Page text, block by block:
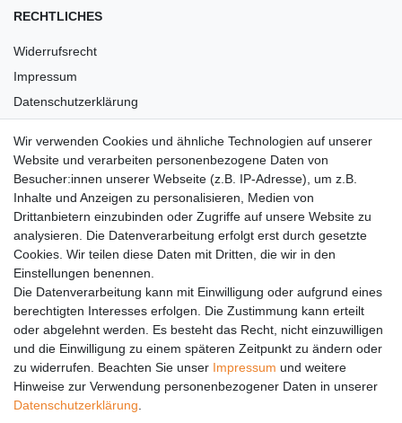
RECHTLICHES
Widerrufsrecht
Impressum
Datenschutzerklärung
Barrierefreiheit
Anleitungen
Vertrag widerrufen
PARTNER
DHL
GLS
PaketPLUS
SPONSORING
Wir verwenden Cookies und ähnliche Technologien auf unserer
Website und verarbeiten personenbezogene Daten von
Besucher:innen unserer Webseite (z.B. IP-Adresse), um z.B.
Inhalte und Anzeigen zu personalisieren, Medien von
Drittanbietern einzubinden oder Zugriffe auf unsere Website zu
analysieren. Die Datenverarbeitung erfolgt erst durch gesetzte
Cookies. Wir teilen diese Daten mit Dritten, die wir in den
Einstellungen benennen.
Die Datenverarbeitung kann mit Einwilligung oder aufgrund eines
berechtigten Interesses erfolgen. Die Zustimmung kann erteilt
oder abgelehnt werden. Es besteht das Recht, nicht einzuwilligen
und die Einwilligung zu einem späteren Zeitpunkt zu ändern oder
zu widerrufen. Beachten Sie unser Impressum und weitere
Hinweise zur Verwendung personenbezogener Daten in unserer
Daten­schutz­erklärung